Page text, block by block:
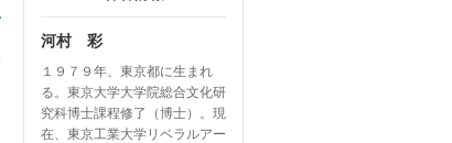
河村 彩
１９７９年、東京都に生まれ
る。東京大学大学院総合文化研
究科博士課程修了（博士）。現
在、東京工業大学リベラルアー